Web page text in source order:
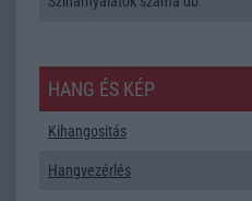
HANG ÉS KÉP
Kihangositás
Hangvezérlés